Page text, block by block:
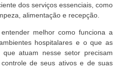
dos serviços essenciais, como
alimentação e recepção.
melhor como funciona a
hospitalares e o que as
que atuam nesse setor precisam
de seus ativos e de suas